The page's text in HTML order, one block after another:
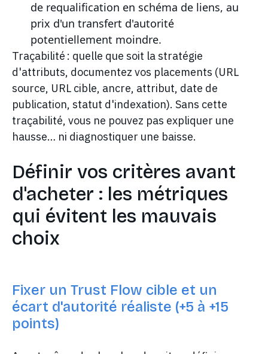
de requalification en schéma de liens, au
prix d'un transfert d'autorité
potentiellement moindre.
Traçabilité : quelle que soit la stratégie
d'attributs, documentez vos placements (URL
source, URL cible, ancre, attribut, date de
publication, statut d'indexation). Sans cette
traçabilité, vous ne pouvez pas expliquer une
hausse… ni diagnostiquer une baisse.
Définir vos critères avant
d'acheter : les métriques
qui évitent les mauvais
choix
Fixer un Trust Flow cible et un
écart d'autorité réaliste (+5 à +15
points)